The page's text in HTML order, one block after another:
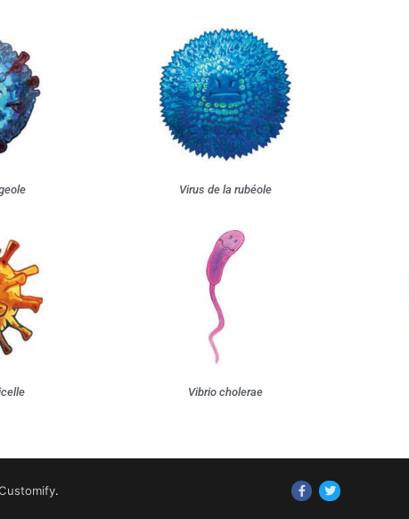
Virus de la rubéole
Vibrio cholerae
.